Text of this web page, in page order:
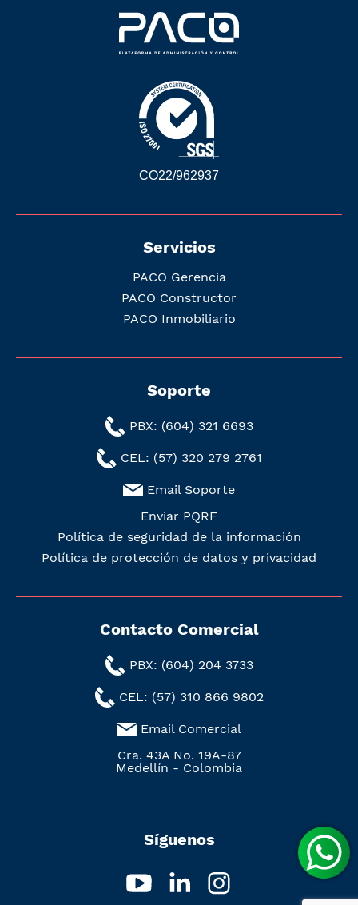
CO22/962937
Servicios
PACO Gerencia
PACO Constructor
PACO Inmobiliario
Soporte
PBX: (604) 321 6693
CEL: (57) 320 279 2761
Email Soporte
Enviar PQRF
Política de seguridad de la información
Política de protección de datos y privacidad
Contacto Comercial
PBX: (604) 204 3733
CEL: (57) 310 866 9802
Email Comercial
Cra. 43A No. 19A-87
Medellín - Colombia
Síguenos